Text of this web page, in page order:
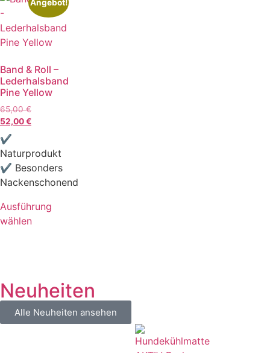
Angebot!
Band & Roll –
Lederhalsband
Pine Yellow
65,00€
52,00€
✔
Naturprodukt
✔ Besonders
Nackenschonend
Ausführung
wählen
Neuheiten
Alle Neuheiten ansehen